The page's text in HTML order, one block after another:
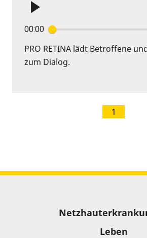
00:00
PRO RETINA lädt Betroffene
zum Dialog.
1
Leben